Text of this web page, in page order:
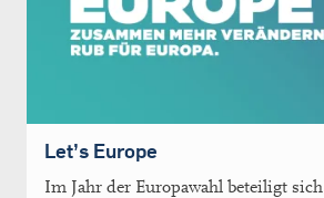
Let’s Europe
Im Jahr der Europawahl beteiligt